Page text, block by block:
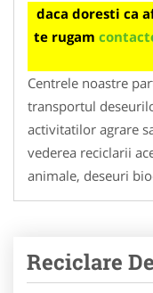
daca doresti ca
te rugam
Centrele noastre
transportul
activitatilor agrare
vederea reciclarii
animale, deseuri
Reciclare